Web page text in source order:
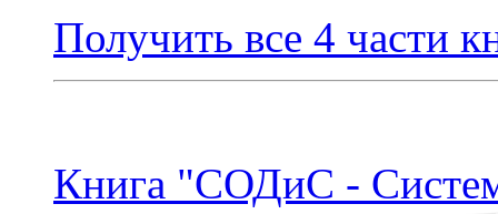
Получить все 4 части
Книга "СОДиС -